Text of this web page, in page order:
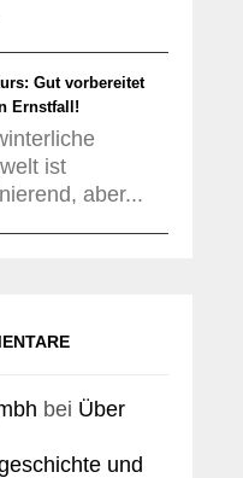
Gut vorbereitet
Ernstfall!
ist
aber...
bei Über
und